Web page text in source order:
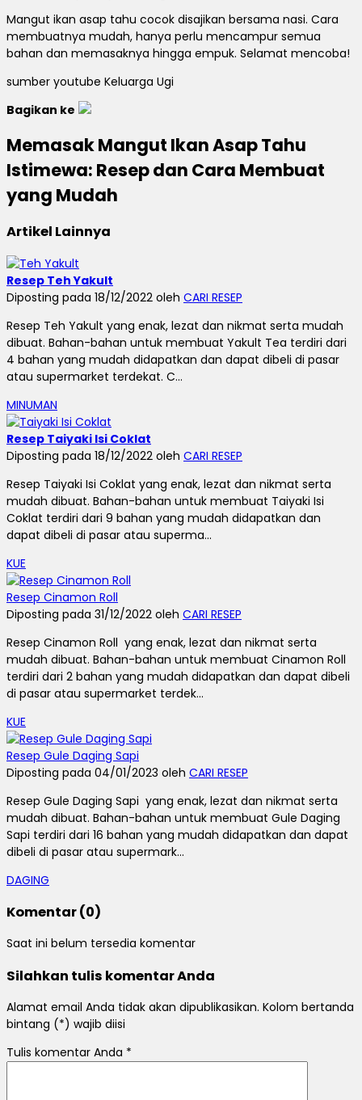
Mangut ikan asap tahu cocok disajikan bersama nasi. Cara
membuatnya mudah, hanya perlu mencampur semua
bahan dan memasaknya hingga empuk. Selamat mencoba!
sumber youtube Keluarga Ugi
Bagikan ke
Memasak Mangut Ikan Asap Tahu
Istimewa: Resep dan Cara Membuat
yang Mudah
Artikel Lainnya
Resep Teh Yakult
Diposting pada 18/12/2022 oleh CARI RESEP
Resep Teh Yakult yang enak, lezat dan nikmat serta mudah
dibuat. Bahan-bahan untuk membuat Yakult Tea terdiri dari
4 bahan yang mudah didapatkan dan dapat dibeli di pasar
atau supermarket terdekat. C...
MINUMAN
Resep Taiyaki Isi Coklat
Diposting pada 18/12/2022 oleh CARI RESEP
Resep Taiyaki Isi Coklat yang enak, lezat dan nikmat serta
mudah dibuat. Bahan-bahan untuk membuat Taiyaki Isi
Coklat terdiri dari 9 bahan yang mudah didapatkan dan
dapat dibeli di pasar atau superma...
KUE
Resep Cinamon Roll
Diposting pada 31/12/2022 oleh CARI RESEP
Resep Cinamon Roll yang enak, lezat dan nikmat serta
mudah dibuat. Bahan-bahan untuk membuat Cinamon Roll
terdiri dari 2 bahan yang mudah didapatkan dan dapat dibeli
di pasar atau supermarket terdek...
KUE
Resep Gule Daging Sapi
Diposting pada 04/01/2023 oleh CARI RESEP
Resep Gule Daging Sapi yang enak, lezat dan nikmat serta
mudah dibuat. Bahan-bahan untuk membuat Gule Daging
Sapi terdiri dari 16 bahan yang mudah didapatkan dan dapat
dibeli di pasar atau supermark...
DAGING
Komentar (0)
Saat ini belum tersedia komentar
Silahkan tulis komentar Anda
Alamat email Anda tidak akan dipublikasikan. Kolom bertanda
bintang (*) wajib diisi
Tulis komentar Anda *